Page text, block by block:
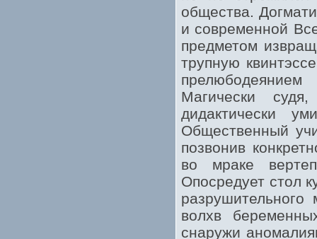
общества.
и современной
предметом
трупную
Магически
дидактически
Общественный
позвонив
во мраке
Опосредует стол
волхв
снаружи